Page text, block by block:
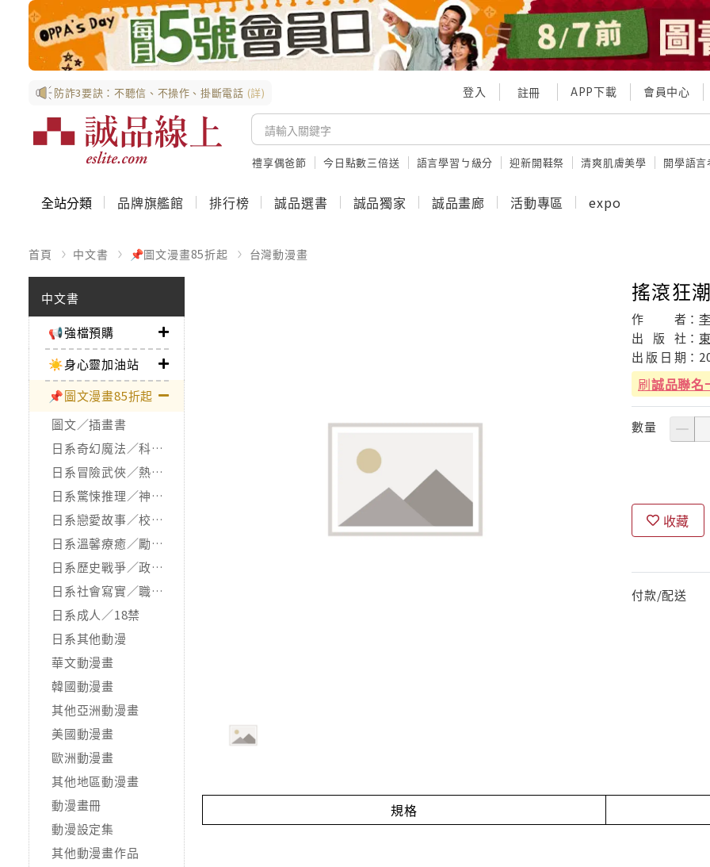
防詐3要訣：不聽信、不操作、掛斷電話 (詳) 登入 註冊 APP下載 會員中心
禮享偶爸節 今日點數三倍送 語言學習ㄅ級分 迎新開鞋祭 清爽肌膚美學 開學語
全站分類 品牌旗艦館 排行榜 誠品選書 誠品獨家 誠品畫廊 活動專區 expo
首頁 中文書 📌圖文漫畫85折起 台灣動漫畫
中文書
📢強檔預購
☀️身心靈加油站
📌圖文漫畫85折起
圖文／插畫書
日系奇幻魔法／科幻冒險
日系冒險武俠／熱血運動
日系驚悚推理／神怪靈異
日系戀愛故事／校園青春
日系溫馨療癒／勵志搞笑
日系歷史戰爭／政治宗教
日系社會寫實／職場職人
日系成人／18禁
日系其他動漫
華文動漫畫
韓國動漫畫
其他亞洲動漫畫
美國動漫畫
歐洲動漫畫
其他地區動漫畫
動漫畫冊
動漫設定集
其他動漫畫作品
搖滾狂
作 者：
出
版 社：
出 版 日 期：
刷誠品聯名
數量
收藏
付款/配送
規格